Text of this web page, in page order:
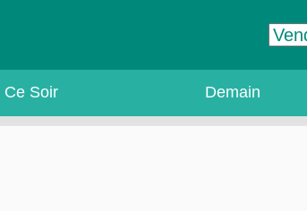
Ce Soir Demain